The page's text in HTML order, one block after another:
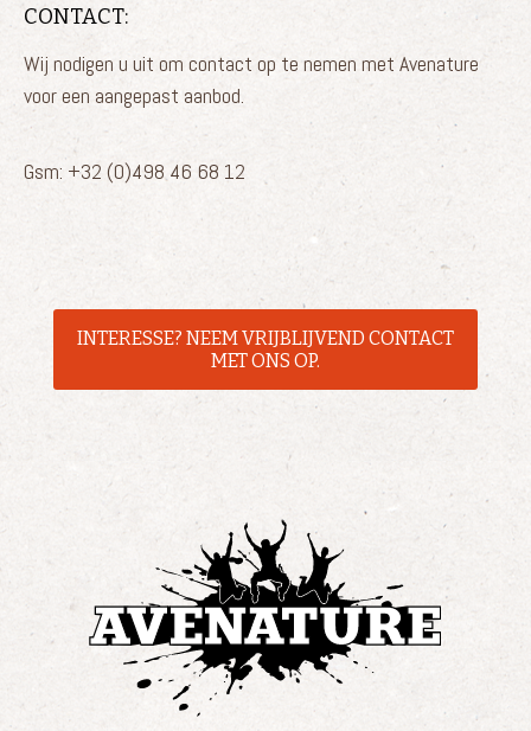
CONTACT:
Wij nodigen u uit om contact op te nemen met Avenature
voor een aangepast aanbod.
Gsm: +32 (0)498 46 68 12
INTERESSE? NEEM VRIJBLIJVEND CONTACT
MET ONS OP.